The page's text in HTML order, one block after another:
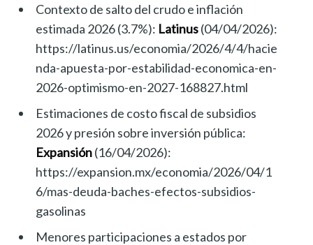
Contexto de salto del crudo e inflación
estimada 2026 (3.7%): Latinus(04/04/2026):
https://latinus.us/economia/2026/4/4/hacie
nda-apuesta-por-estabilidad-economica-en-
2026-optimismo-en-2027-168827.html
Estimaciones de costo fiscal de subsidios
2026 y presión sobre inversión pública:
Expansión(16/04/2026):
https://expansion.mx/economia/2026/04/1
6/mas-deuda-baches-efectos-subsidios-
gasolinas
Menores participaciones a estados por